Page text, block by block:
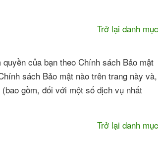
Trở lại danh mục
của bạn theo Chính sách Bảo mật
sách Bảo mật nào trên trang này và,
gồm, đối với một số dịch vụ nhất
Trở lại danh mục